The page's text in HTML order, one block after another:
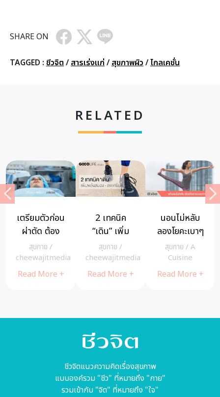
SHARE ON
TAGGED : ชีวจิต / สารเร่งแก่ / สุขภาพผิว /ไกลเคชั่น
RELATED
เตรียมตัวก่อน
ผ่าตัด ต้อง
ดูแลตัวเอง
อย่างไร ฟื้นตัว
ไว ไม่ติดเชื้อ
สุขกาย /
cheewajitmedia
Read More +
2 เทคนิค
“เดิน” เพิ่ม
พลังสมอง –
ลดเครียด
สุขกาย /
cheewajitmedia
Read More +
นอนไม่หลับ
ลองโยคะเบาๆ
สิ (มีท่า)
สุขกาย / A
Cuisine
Read More +
ชีวจิตแนวความคิดเรื่องสุขภาพ
แบบองค์รวม "ชีว" ที่หมายถึง "กาย"
รวมเข้ากับ "จิต" ที่หมายถึง "ใจ"